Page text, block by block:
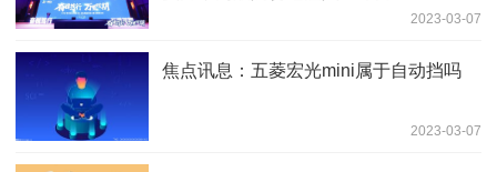
2023-03-07
焦点讯息：五菱宏光mini属于自动挡吗
2023-03-07